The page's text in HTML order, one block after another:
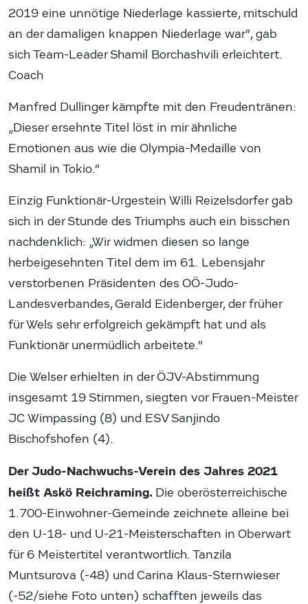
2019 eine unnötige Niederlage kassierte, mitschuld
an der damaligen knappen Niederlage war“, gab
sich Team-Leader Shamil Borchashvili erleichtert.
Coach
Manfred Dullinger kämpfte mit den Freudentränen:
„Dieser ersehnte Titel löst in mir ähnliche
Emotionen aus wie die Olympia-Medaille von
Shamil in Tokio.“
Einzig Funktionär-Urgestein Willi Reizelsdorfer gab
sich in der Stunde des Triumphs auch ein bisschen
nachdenklich: „Wir widmen diesen so lange
herbeigesehnten Titel dem im 61. Lebensjahr
verstorbenen Präsidenten des OÖ-Judo-
Landesverbandes, Gerald Eidenberger, der früher
für Wels sehr erfolgreich gekämpft hat und als
Funktionär unermüdlich arbeitete.“
Die Welser erhielten in der ÖJV-Abstimmung
insgesamt 19 Stimmen, siegten vor Frauen-Meister
JC Wimpassing (8) und ESV Sanjindo
Bischofshofen (4).
Der Judo-Nachwuchs-Verein des Jahres 2021
heißt Askö Reichraming. Die oberösterreichische
1.700-Einwohner-Gemeinde zeichnete alleine bei
den U-18- und U-21-Meisterschaften in Oberwart
für 6 Meistertitel verantwortlich. Tanzila
Muntsurova (-48) und Carina Klaus-Sternwieser
(-52/siehe Foto unten) schafften jeweils das